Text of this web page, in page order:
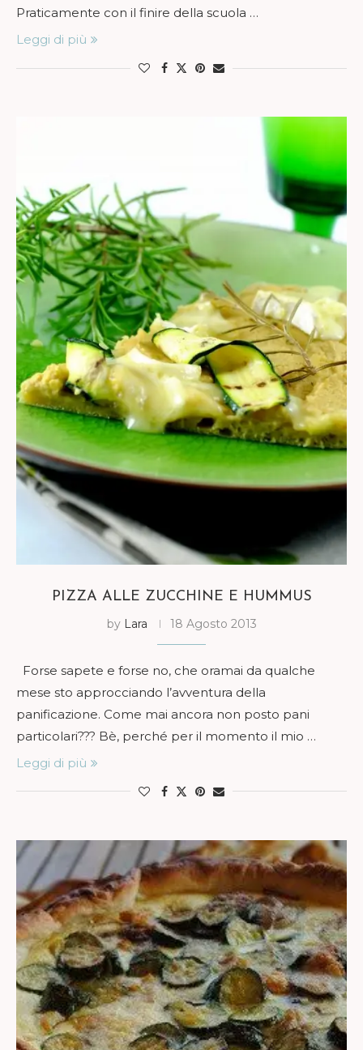
Praticamente con il finire della scuola …
Leggi di più
PIZZA ALLE ZUCCHINE E HUMMUS
by Lara 18 Agosto 2013
Forse sapete e forse no, che oramai da qualche
mese sto approcciando l’avventura della
panificazione. Come mai ancora non posto pani
particolari??? Bè, perché per il momento il mio …
Leggi di più